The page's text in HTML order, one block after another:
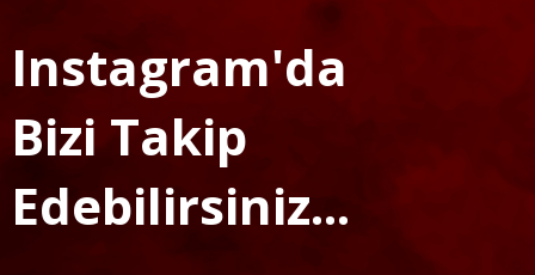
Instagram'da
Bizi Takip
Edebilirsiniz...